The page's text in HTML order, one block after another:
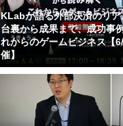
KLabが語る外部決済のリ
台裏から成果まで、成功事
れからのゲームビジネス【
催】